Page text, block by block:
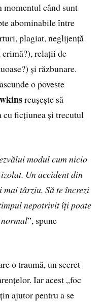
când sunt
abominabile între
plagiat, neglijență
crimă?), relații de
și răzbunare.
o poveste
reușește să
cu ficțiunea și trecutul
modul cum nicio
Un accident din
târziu. Să te încrezi
nepotrivit îți poate
”, spune
o traumă, un secret
Iar acest „foc
ajutor pentru a se